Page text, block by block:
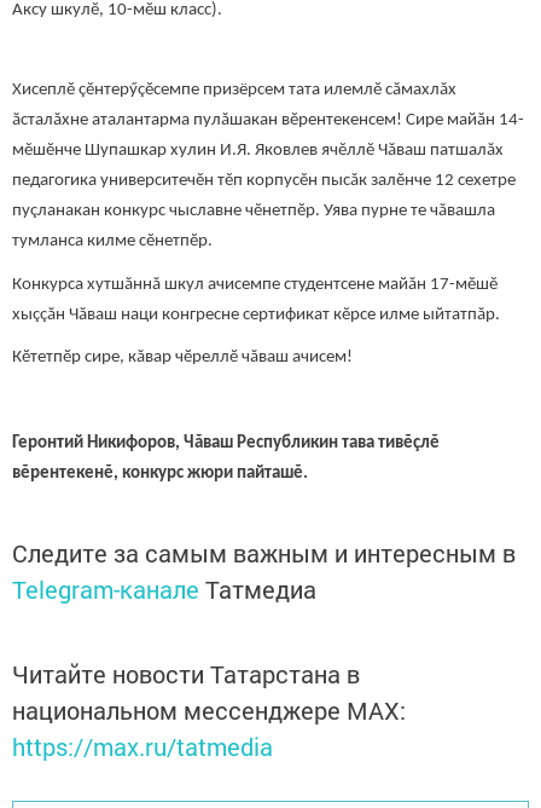
Аксу шкулĕ, 10-мĕш класс).
Хисеплĕ çĕнтерӳçĕсемпе призёрсем тата илемлĕ сăмахлăх
ăсталăхне аталантарма пулăшакан вĕрентекенсем! Сире майăн 14-
мĕшĕнче Шупашкар хулин И.Я. Яковлев ячĕллĕ Чăваш патшалăх
педагогика университечĕн тĕп корпусĕн пысăк залĕнче 12 сехетре
пуçланакан конкурс чыславне чĕнетпĕр. Уява пурне те чăвашла
тумланса килме сĕнетпĕр.
Конкурса хутшăннă шкул ачисемпе студентсене майăн 17-мĕшĕ
хыççăн Чăваш наци конгресне сертификат кĕрсе илме ыйтатпăр.
Кӗтетпӗр сире, кăвар чӗреллӗ чăваш ачисем!
Геронтий Никифоров, Чăваш Республикин тава тивĕçлĕ
вĕрентекенĕ, конкурс жюри пайташĕ.
Следите за самым важным и интересным в
Telegram-канале Татмедиа
Читайте новости Татарстана в
национальном мессенджере MАХ:
https://max.ru/tatmedia